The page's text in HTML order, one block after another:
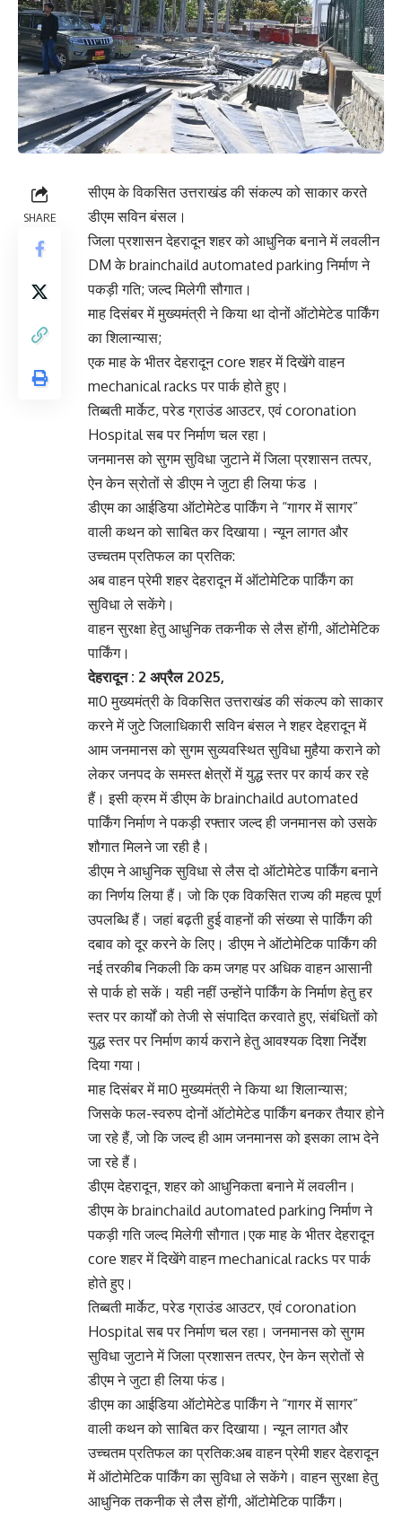
SHARE
सीएम के विकसित उत्तराखंड की संकल्प को साकार करते
डीएम सविन बंसल।
जिला प्रशासन देहरादून शहर को आधुनिक बनाने में लवलीन
DM के brainchaild automated parking निर्माण ने
पकड़ी गति; जल्द मिलेगी सौगात।
माह दिसंबर में मुख्यमंत्री ने किया था दोनों ऑटोमेटेड पार्किंग
का शिलान्यास;
एक माह के भीतर देहरादून core शहर में दिखेंगे वाहन
mechanical racks पर पार्क होते हुए।
तिब्बती मार्केट, परेड ग्राउंड आउटर, एवं coronation
Hospital सब पर निर्माण चल रहा।
जनमानस को सुगम सुविधा जुटाने में जिला प्रशासन तत्पर,
ऐन केन स्रोतों से डीएम ने जुटा ही लिया फंड ।
डीएम का आईडिया ऑटोमेटेड पार्किंग ने “गागर में सागर”
वाली कथन को साबित कर दिखाया। न्यून लागत और
उच्चतम प्रतिफल का प्रतिक:
अब वाहन प्रेमी शहर देहरादून में ऑटोमेटिक पार्किंग का
सुविधा ले सकेंगे।
वाहन सुरक्षा हेतु आधुनिक तकनीक से लैस होंगी, ऑटोमेटिक
पार्किंग।
देहरादून : 2 अप्रैल 2025,
मा0 मुख्यमंत्री के विकसित उत्तराखंड की संकल्प को साकार
करने में जुटे जिलाधिकारी सविन बंसल ने शहर देहरादून में
आम जनमानस को सुगम सुव्यवस्थित सुविधा मुहैया कराने को
लेकर जनपद के समस्त क्षेत्रों में युद्ध स्तर पर कार्य कर रहे
हैं। इसी क्रम में डीएम के brainchaild automated
पार्किंग निर्माण ने पकड़ी रफ्तार जल्द ही जनमानस को उसके
शौगात मिलने जा रही है।
डीएम ने आधुनिक सुविधा से लैस दो ऑटोमेटेड पार्किंग बनाने
का निर्णय लिया हैं। जो कि एक विकसित राज्य की महत्व पूर्ण
उपलब्धि हैं। जहां बढ़ती हुई वाहनों की संख्या से पार्किंग की
दबाव को दूर करने के लिए। डीएम ने ऑटोमेटिक पार्किंग की
नई तरकीब निकली कि कम जगह पर अधिक वाहन आसानी
से पार्क हो सकें। यही नहीं उन्होंने पार्किंग के निर्माण हेतु हर
स्तर पर कार्यों को तेजी से संपादित करवाते हुए, संबंधितों को
युद्ध स्तर पर निर्माण कार्य कराने हेतु आवश्यक दिशा निर्देश
दिया गया।
माह दिसंबर में मा0 मुख्यमंत्री ने किया था शिलान्यास;
जिसके फल-स्वरुप दोनों ऑटोमेटेड पार्किंग बनकर तैयार होने
जा रहे हैं, जो कि जल्द ही आम जनमानस को इसका लाभ देने
जा रहे हैं।
डीएम देहरादून, शहर को आधुनिकता बनाने में लवलीन।
डीएम के brainchaild automated parking निर्माण ने
पकड़ी गति जल्द मिलेगी सौगात।एक माह के भीतर देहरादून
core शहर में दिखेंगे वाहन mechanical racks पर पार्क
होते हुए।
तिब्बती मार्केट, परेड ग्राउंड आउटर, एवं coronation
Hospital सब पर निर्माण चल रहा। जनमानस को सुगम
सुविधा जुटाने में जिला प्रशासन तत्पर, ऐन केन स्रोतों से
डीएम ने जुटा ही लिया फंड।
डीएम का आईडिया ऑटोमेटेड पार्किंग ने “गागर में सागर”
वाली कथन को साबित कर दिखाया। न्यून लागत और
उच्चतम प्रतिफल का प्रतिक:अब वाहन प्रेमी शहर देहरादून
में ऑटोमेटिक पार्किंग का सुविधा ले सकेंगे। वाहन सुरक्षा हेतु
आधुनिक तकनीक से लैस होंगी, ऑटोमेटिक पार्किंग।